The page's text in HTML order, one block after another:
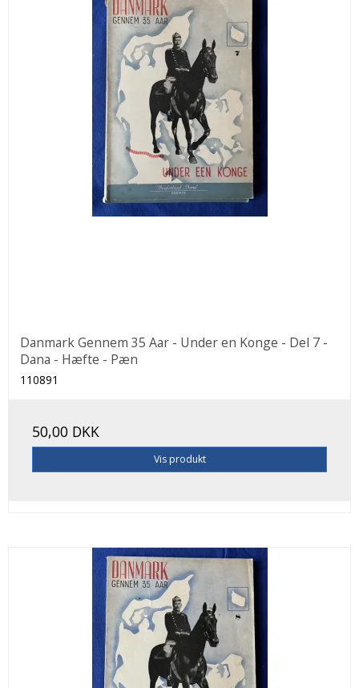
Danmark Gennem 35 Aar - Under en Konge - Del 7 -
Dana - Hæfte - Pæn
110891
50,00 DKK
Vis produkt